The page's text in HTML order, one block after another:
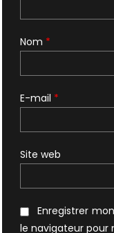
Nom *
E-mail *
Site web
Enregistrer
le navigateur pour